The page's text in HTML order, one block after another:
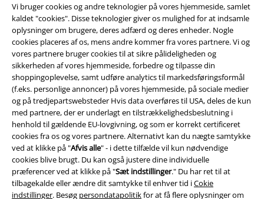
Vi bruger cookies og andre teknologier på vores hjemmeside, samlet
kaldet "cookies". Disse teknologier giver os mulighed for at indsamle
oplysninger om brugere, deres adfærd og deres enheder. Nogle
cookies placeres af os, mens andre kommer fra vores partnere. Vi og
vores partnere bruger cookies til at sikre pålideligheden og
sikkerheden af ​​vores hjemmeside, forbedre og tilpasse din
shoppingoplevelse, samt udføre analytics til markedsføringsformål
(f.eks. personlige annoncer) på vores hjemmeside, på sociale medier
og på tredjepartswebsteder Hvis data overføres til USA, deles de kun
med partnere, der er underlagt en tilstrækkelighedsbeslutning i
henhold til gældende EU-lovgivning, og som er korrekt certificeret
cookies fra os og vores partnere. Alternativt kan du nægte samtykke
ved at klikke på "Afvis alle" - i dette tilfælde vil kun nødvendige
cookies blive brugt. Du kan også justere dine individuelle
præferencer ved at klikke på "Sæt indstillinger." Du har ret til at
tilbagekalde eller ændre dit samtykke til enhver tid iCokie
indstillinger. Besøg persondatapolitikfor at få flere oplysninger om
Juridisk
Salgs-, medlems- & leveringsbetingelser
Om EMP Danmark
Persondatapolitik
Bortskaffelse af affald og miljøbeskyttelse
Overensstemmelseserklæring
Oplysninger om tilgængelighed